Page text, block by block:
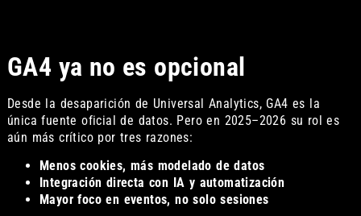
GA4 ya no es opcional
Desde la desaparición de Universal Analytics, GA4 es la
única fuente oficial de datos. Pero en 2025–2026 su rol es
aún más crítico por tres razones:
Menos cookies, más modelado de datos
Integración directa con IA y automatización
Mayor foco en eventos, no solo sesiones